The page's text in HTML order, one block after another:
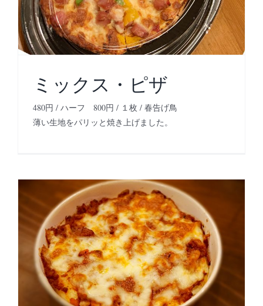
ミックス・ピザ
480円 / ハーフ 800円 / １枚 / 春告げ鳥
薄い生地をパリッと焼き上げました。